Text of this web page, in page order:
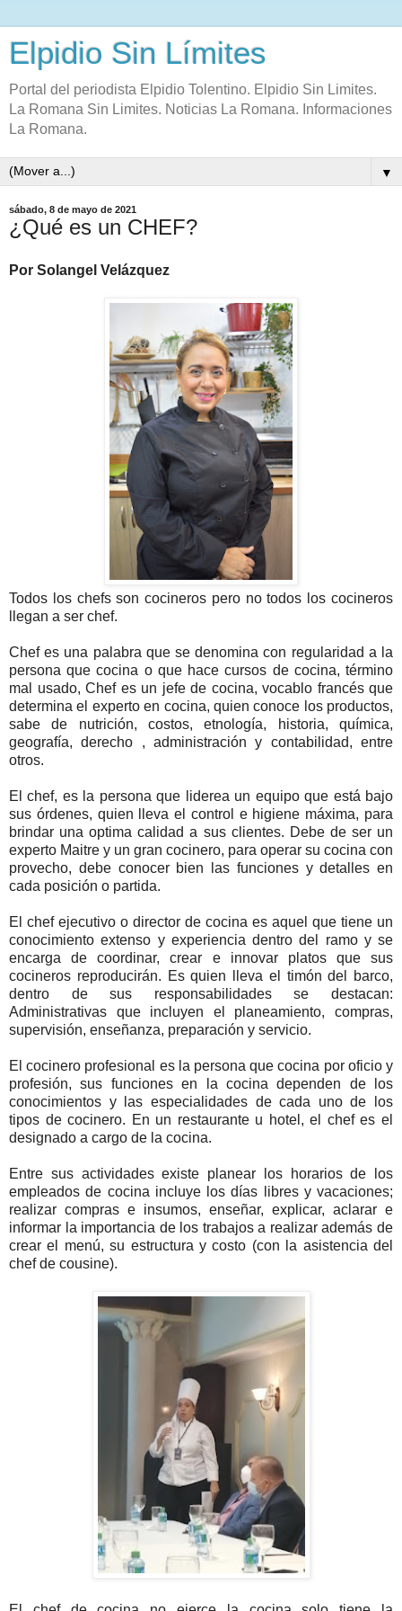
Elpidio Sin Límites
Portal del periodista Elpidio Tolentino. Elpidio Sin Limites.
La Romana Sin Limites. Noticias La Romana. Informaciones
La Romana.
▼
sábado, 8 de mayo de 2021
¿Qué es un CHEF?
Por Solangel Velázquez
Todos los chefs son cocineros pero no todos los cocineros
llegan a ser chef.
Chef es una palabra que se denomina con regularidad a la
persona que cocina o que hace cursos de cocina, término
mal usado, Chef es un jefe de cocina, vocablo francés que
determina el experto en cocina, quien conoce los productos,
sabe de nutrición, costos, etnología, historia, química,
geografía, derecho , administración y contabilidad, entre
otros.
El chef, es la persona que liderea un equipo que está bajo
sus órdenes, quien lleva el control e higiene máxima, para
brindar una optima calidad a sus clientes. Debe de ser un
experto Maitre y un gran cocinero, para operar su cocina con
provecho, debe conocer bien las funciones y detalles en
cada posición o partida.
El chef ejecutivo o director de cocina es aquel que tiene un
conocimiento extenso y experiencia dentro del ramo y se
encarga de coordinar, crear e innovar platos que sus
cocineros reproducirán. Es quien lleva el timón del barco,
dentro de sus responsabilidades se destacan:
Administrativas que incluyen el planeamiento, compras,
supervisión, enseñanza, preparación y servicio.
El cocinero profesional es la persona que cocina por oficio y
profesión, sus funciones en la cocina dependen de los
conocimientos y las especialidades de cada uno de los
tipos de cocinero. En un restaurante u hotel, el chef es el
designado a cargo de la cocina.
Entre sus actividades existe planear los horarios de los
empleados de cocina incluye los días libres y vacaciones;
realizar compras e insumos, enseñar, explicar, aclarar e
informar la importancia de los trabajos a realizar además de
crear el menú, su estructura y costo (con la asistencia del
chef de cousine).